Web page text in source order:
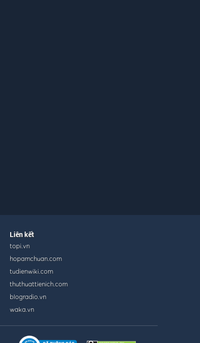
Liên kết
topi.vn
hopamchuan.com
tudienwiki.com
thuthuattienich.com
blogradio.vn
waka.vn